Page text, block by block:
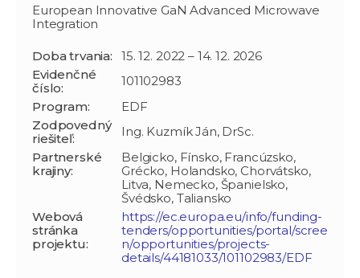
European Innovative GaN Advanced Microwave
Integration
Doba trvania:
15. 12. 2022 – 14. 12. 2026
Evidenčné
číslo:
101102983
Program:
EDF
Zodpovedný
riešiteľ:
Ing. Kuzmík Ján, DrSc.
Partnerské
krajiny:
Belgicko, Fínsko, Francúzsko,
Grécko, Holandsko, Chorvátsko,
Litva, Nemecko, Španielsko,
Švédsko, Taliansko
Webová
stránka
projektu:
https://ec.europa.eu/info/funding-
tenders/opportunities/portal/scree
n/opportunities/projects-
details/44181033/101102983/EDF